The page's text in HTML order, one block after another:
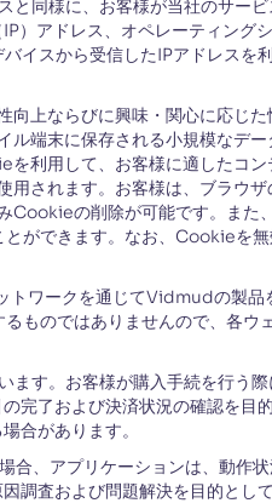
同様に、お客様が当社のサー
）アドレス、オペレーティング
イスから受信したIPアドレスを
上ならびに興味・関心に応じ
端末に保存される小規模なデ
利用して、お客様に適したコ
されます。お客様は、ブラウ
の削除が可能です。また
ができます。なお、Cookieを
ワークを通じてVidmudの製品
ものではありませんので、各
す。お客様が購入手続を行う
完了および決済状況の確認を目
合があります。
合、アプリケーションは、動作
調査および問題解決を目的とし